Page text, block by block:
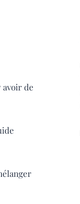
avoir de